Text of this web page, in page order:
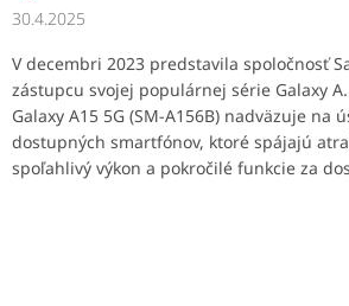
30.4.2025
V decembri 2023 predstavila spoločnosť
zástupcu svojej populárnej série Galaxy
Galaxy A15 5G (SM-A156B) nadväzuje na
dostupných smartfónov, ktoré spájajú
spoľahlivý výkon a pokročilé funkcie za